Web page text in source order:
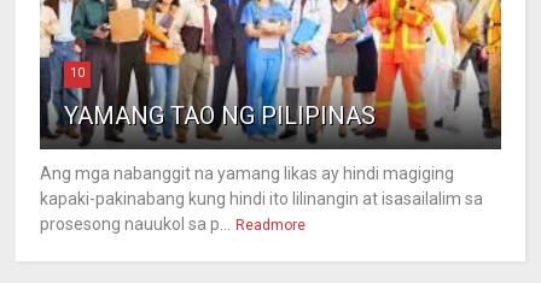
10
YAMANG TAO NG PILIPINAS
Ang mga nabanggit na yamang likas ay hindi magiging
kapaki-pakinabang kung hindi ito lilinangin at isasailalim sa
prosesong nauukol sa p...
Readmore